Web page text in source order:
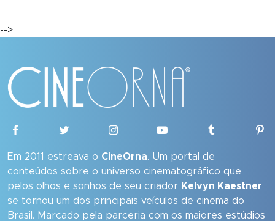
-->
Em 2011 estreava o CineOrna. Um portal de
conteúdos sobre o universo cinematográfico que
pelos olhos e sonhos de seu criador Kelvyn Kaestner
se tornou um dos principais veículos de cinema do
Brasil. Marcado pela parceria com os maiores estúdios